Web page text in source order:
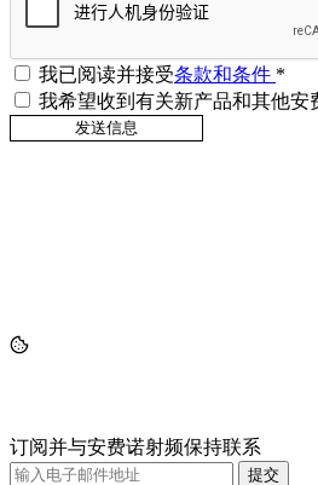
我已阅读并接受条款和条件 *
我希望收到有关新产品和其他安
订阅并与安费诺射频保持联系
提交